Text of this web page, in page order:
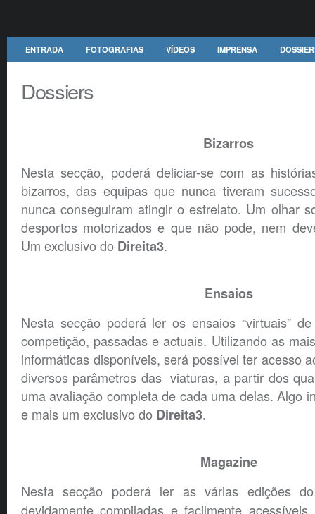
ENTRADA FOTOGRAFIAS VÍDEOS IMPRENSA
Dossiers
Bizarros
Nesta secção, poderá deliciar-se com as
bizarros, das equipas que nunca tiveram
nunca conseguiram atingir o estrelato. Um olhar
desportos motorizados e que não pode, nem
Um exclusivo do Direita3.
Ensaios
Nesta secção poderá ler os ensaios “virtuais”
competição, passadas e actuais. Utilizando as
informáticas disponíveis, será possível ter acesso
diversos parâmetros das viaturas, a partir dos
uma avaliação completa de cada uma delas. Algo
e mais um exclusivo do Direita3.
Magazine
Nesta secção poderá ler as várias edições
devidamente compiladas e facilmente